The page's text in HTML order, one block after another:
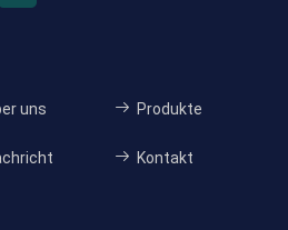
uns Produkte
Kontakt